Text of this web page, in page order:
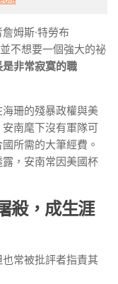
姆斯∙特勞布
不想要一個強大的祕
是非常寂寞的職
珊的殘暴政權與美
南麾下沒有軍隊可
所需的大筆經費。
，安南常因美國杯
殺，成生涯
常被批評者指責其